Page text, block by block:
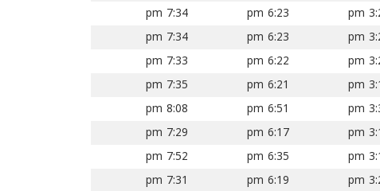
6:23 pm
7:34 pm
6:23 pm
7:34 pm
6:22 pm
7:33 pm
6:21 pm
7:35 pm
6:51 pm
8:08 pm
6:17 pm
7:29 pm
6:35 pm
7:52 pm
6:19 pm
7:31 pm